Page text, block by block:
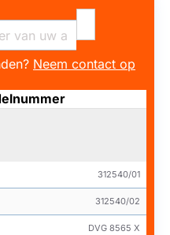
Neem contact op
312540/01
312540/02
DVG 8565 X